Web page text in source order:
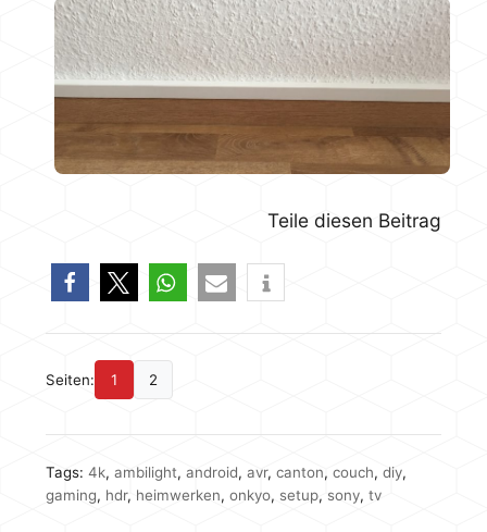
Teile diesen Beitrag
Seiten: 1 2
Tags: 4k, ambilight, android, avr, canton, couch, diy,
gaming, hdr, heimwerken, onkyo, setup, sony, tv